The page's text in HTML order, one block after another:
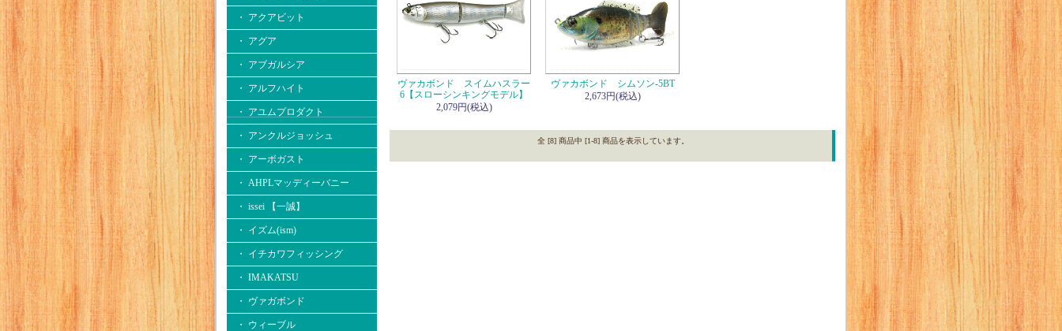
・ アクアビット
・ アグア
・ アブガルシア
・ アルフハイト
・ アユムプロダクト
・ アンクルジョッシュ
・ アーボガスト
・ AHPLマッディーバニー
・ issei 【一誠】
・ イズム(ism)
・ イチカワフィッシング
・ IMAKATSU
・ ヴァガボンド
・ ウィーブル
ヴァカボンド スイムハスラー
6【スローシンキングモデル】
2,079円(税込)
ヴァカボンド シムソン-5BT
2,673円(税込)
全 [8] 商品中 [1-8] 商品を表示しています。